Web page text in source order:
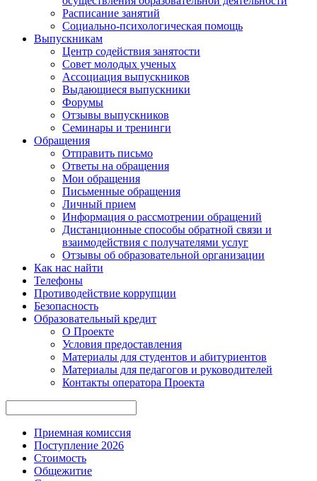
Расписание занятий
Социально-психологическая помощь
Выпускникам
Центр содействия занятости
Совет молодых ученых
Ассоциация выпускников
Выдающиеся выпускники
Форумы
Отзывы выпускников
Семинары и тренинги
Обращения
Отправить письмо
Ответы на обращения
Мои обращения
Письменные обращения
Личный прием
Информация о рассмотрении обращений
Дистанционные способы обратной связи и
взаимодействия с получателями услуг
Отзывы об образовательной организации
Как нас найти
Телефоны
Противодействие коррупции
Безопасность
Образовательный кредит
О Проекте
Условия предоставления
Материалы для студентов и абитуриентов
Материалы для педагогов и руководителей
Контакты опе ратора Проекта
Приемная комиссия
Поступление 2026
Стоимость
Общежитие